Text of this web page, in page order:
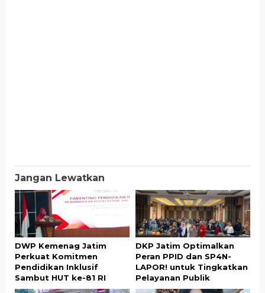
Jangan Lewatkan
DWP Kemenag Jatim
Perkuat Komitmen
Pendidikan Inklusif
Sambut HUT ke-81 RI
DKP Jatim Optimalkan
Peran PPID dan SP4N-
LAPOR! untuk Tingkatkan
Pelayanan Publik